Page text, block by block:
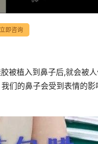
即咨询
被植入到鼻子后,就会被
们的鼻子会受到表情的